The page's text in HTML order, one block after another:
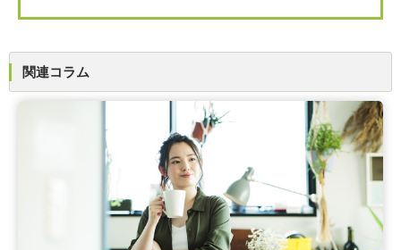
関連コラム